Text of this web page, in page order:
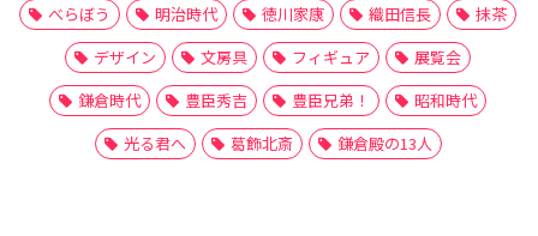
べらぼう
明治時代 徳川家康 織田信長
抹茶
デザイン
文房具 フィギュア
展覧会
鎌倉時代
豊臣秀吉 豊臣兄弟！
昭和時代
光る君へ
葛飾北斎 鎌倉殿の13人